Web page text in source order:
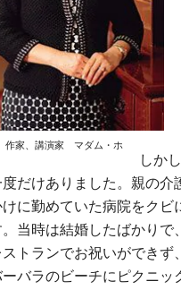
作家、講演家 マダム・ホ
しか
だけありました。親の介
に勤めていた病院をクビ
当時は結婚したばかりで
トランでお祝いができず
バラのビーチにピクニッ